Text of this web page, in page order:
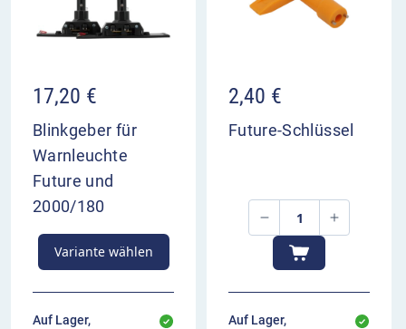
17,20 €
Blinkgeber für
Warnleuchte
Future und
2000/180
Variante wählen
Auf Lager,
2,40 €
Future-Schlüssel
Auf Lager,